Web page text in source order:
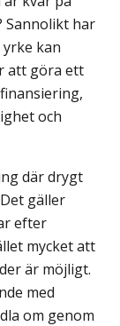
Sannolikt har
kan
att göra ett
och
där drygt
gäller
efter
mycket att
är möjligt.
med
om genom